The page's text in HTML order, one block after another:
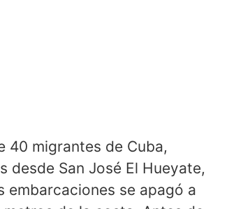
40 migrantes de Cuba,
desde San José El Hueyate,
embarcaciones se apagó a